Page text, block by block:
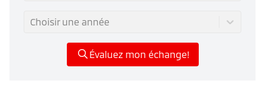
Choisir une année
Évaluez mon échange!